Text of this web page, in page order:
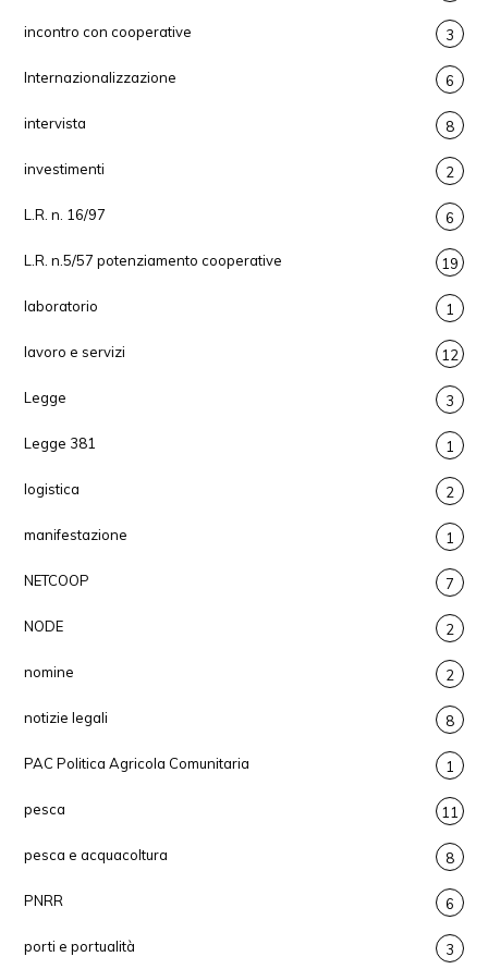
incontro con cooperative 3
Internazionalizzazione 6
intervista 8
investimenti 2
L.R. n. 16/97 6
L.R. n.5/57 potenziamento cooperative 19
laboratorio 1
lavoro e servizi 12
Legge 3
Legge 381 1
logistica 2
manifestazione 1
NETCOOP 7
NODE 2
nomine 2
notizie legali 8
PAC Politica Agricola Comunitaria 1
pesca 11
pesca e acquacoltura 8
PNRR 6
porti e portualità 3